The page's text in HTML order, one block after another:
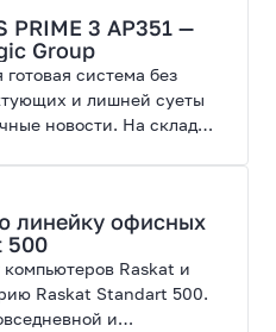
PRIME 3 AP351 —
Group
система без
и лишней суеты
новости. На склад
с нейросетями.
линейку офисных
500
Raskat и
Raskat Standart 500.
и